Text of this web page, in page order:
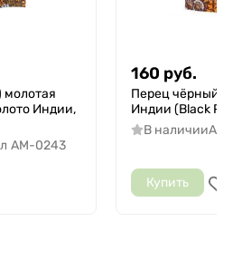
молотая
Индии,
AM-0243
160 руб.
Перец чёрный
Индии (Black
В наличии
Купить